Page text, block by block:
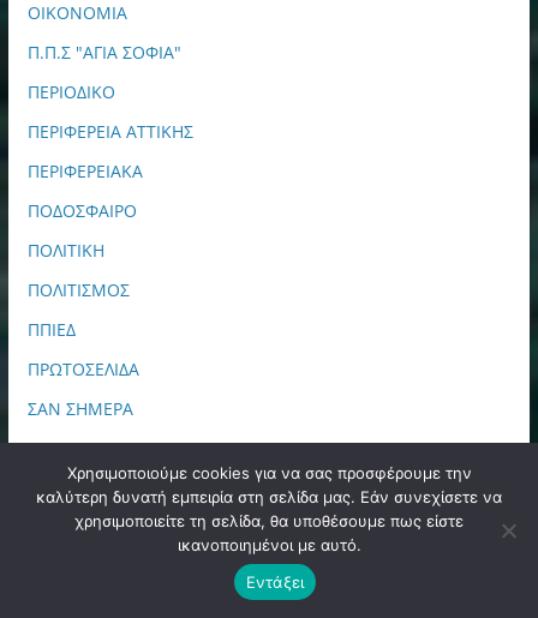
ΟΙΚΟΝΟΜΙΑ
Π.Π.Σ "ΑΓΙΑ ΣΟΦΙΑ"
ΠΕΡΙΟΔΙΚΟ
ΠΕΡΙΦΕΡΕΙΑ ΑΤΤΙΚΗΣ
ΠΕΡΙΦΕΡΕΙΑΚΑ
ΠΟΔΟΣΦΑΙΡΟ
ΠΟΛΙΤΙΚΗ
ΠΟΛΙΤΙΣΜΟΣ
ΠΠΙΕΔ
ΠΡΩΤΟΣΕΛΙΔΑ
ΣΑΝ ΣΗΜΕΡΑ
ΣΙΝΕΜΑ
ΤΕΧΝΟΛΟΓΙΑ
ΤΟΠΙΚΑ ΕΡΑΣΙΤΕΧΝΙΚΑ
Χρησιμοποιούμε cookies για να σας προσφέρουμε την
καλύτερη δυνατή εμπειρία στη σελίδα μας. Εάν συνεχίσετε να
χρησιμοποιείτε τη σελίδα, θα υποθέσουμε πως είστε
ικανοποιημένοι με αυτό.
Εντάξει